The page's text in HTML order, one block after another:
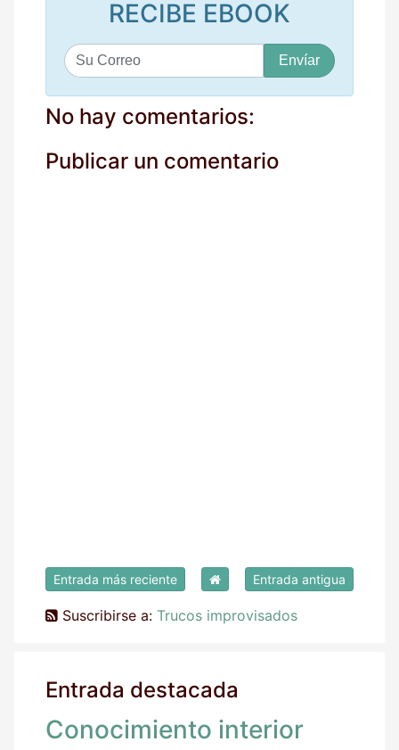
RECIBE EBOOK
u
c
o
e
No hay comentarios:
Publicar un comentario
Entrada más reciente Entrada antigua
Suscribirse a: Trucos improvisados
Entrada destacada
Conocimiento interior